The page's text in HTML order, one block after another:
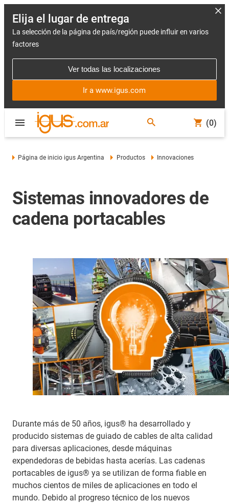
Elija el lugar de entrega
La selección de la página de país/región puede influir en varios
factores
Ver todas las localizaciones
Ir a www.igus.com
(0)
Página de inicio igus Argentina Productos Innovaciones
Sistemas innovadores de
cadena portacables
Durante más de 50 años, igus® ha desarrollado y
producido sistemas de guiado de cables de alta calidad
para diversas aplicaciones, desde máquinas
expendedoras de bebidas hasta acerías. Las cadenas
portacables de igus® ya se utilizan de forma fiable en
muchos cientos de miles de aplicaciones en todo el
mundo. Debido al progreso técnico de los nuevos